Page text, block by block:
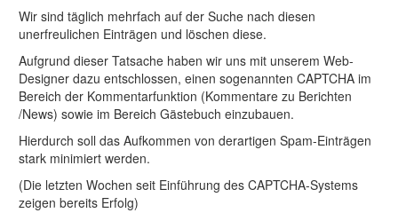
Wir sind täglich mehrfach auf der Suche nach diesen
unerfreulichen Einträgen und löschen diese.
Aufgrund dieser Tatsache haben wir uns mit unserem Web-
Designer dazu entschlossen, einen sogenannten CAPTCHA im
Bereich der Kommentarfunktion (Kommentare zu Berichten
/News) sowie im Bereich Gästebuch einzubauen.
Hierdurch soll das Aufkommen von derartigen Spam-Einträgen
stark minimiert werden.
(Die letzten Wochen seit Einführung des CAPTCHA-Systems
zeigen bereits Erfolg)